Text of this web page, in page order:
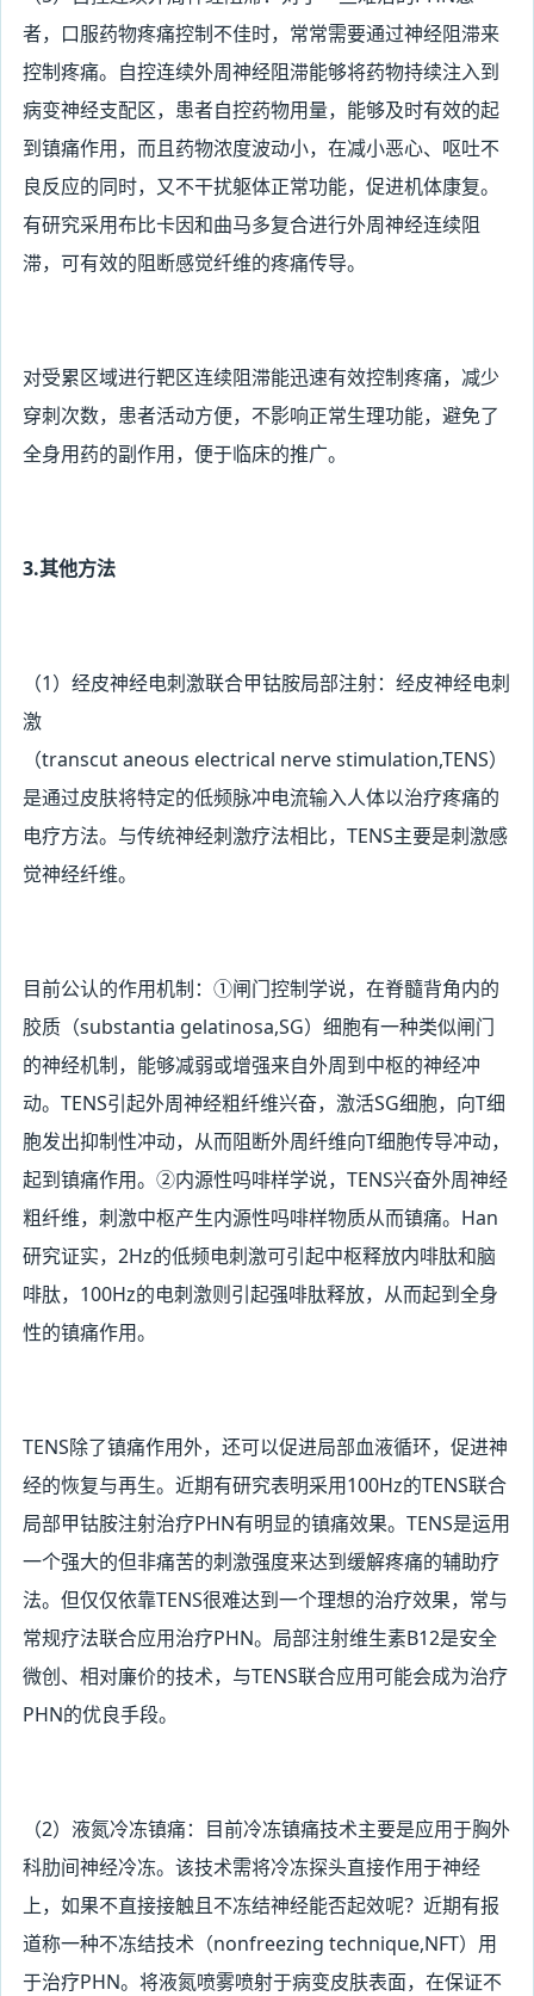
者，口服药物疼痛控制不佳时，常常需要通过神经阻滞来
控制疼痛。自控连续外周神经阻滞能够将药物持续注入到
病变神经支配区，患者自控药物用量，能够及时有效的起
到镇痛作用，而且药物浓度波动小，在减小恶心、呕吐不
良反应的同时，又不干扰躯体正常功能，促进机体康复。
有研究采用布比卡因和曲马多复合进行外周神经连续阻
滞，可有效的阻断感觉纤维的疼痛传导。
对受累区域进行靶区连续阻滞能迅速有效控制疼痛，减少
穿刺次数，患者活动方便，不影响正常生理功能，避免了
全身用药的副作用，便于临床的推广。
3.其他方法
（1）经皮神经电刺激联合甲钴胺局部注射：经皮神经电刺
激
（transcutaneous electrical nervestimulation,TENS）
是通过皮肤将特定的低频脉冲电流输入人体以治疗疼痛的
电疗方法。与传统神经刺激疗法相比，TENS主要是刺激感
觉神经纤维。
目前公认的作用机制：①闸门控制学说，在脊髓背角内的
胶质（substantia gelatinosa,SG）细胞有一种类似闸门
的神经机制，能够减弱或增强来自外周到中枢的神经冲
动。TENS引起外周神经粗纤维兴奋，激活SG细胞，向T细
胞发出抑制性冲动，从而阻断外周纤维向T细胞传导冲动，
起到镇痛作用。②内源性吗啡样学说，TENS兴奋外周神经
粗纤维，刺激中枢产生内源性吗啡样物质从而镇痛。Han
研究证实，2Hz的低频电刺激可引起中枢释放内啡肽和脑
啡肽，100Hz的电刺激则引起强啡肽释放，从而起到全身
性的镇痛作用。
TENS除了镇痛作用外，还可以促进局部血液循环，促进神
经的恢复与再生。近期有研究表明采用100Hz的TENS联合
局部甲钴胺注射治疗PHN有明显的镇痛效果。TENS是运用
一个强大的但非痛苦的刺激强度来达到缓解疼痛的辅助疗
法。但仅仅依靠TENS很难达到一个理想的治疗效果，常与
常规疗法联合应用治疗PHN。局部注射维生素B12是安全
微创、相对廉价的技术，与TENS联合应用可能会成为治疗
PHN的优良手段。
（2）液氮冷冻镇痛：目前冷冻镇痛技术主要是应用于胸外
科肋间神经冷冻。该技术需将冷冻探头直接作用于神经
上，如果不直接接触且不冻结神经能否起效呢？近期有报
道称一种不冻结技术（nonfreezing technique,NFT）用
于治疗PHN。将液氮喷雾喷射于病变皮肤表面，在保证不